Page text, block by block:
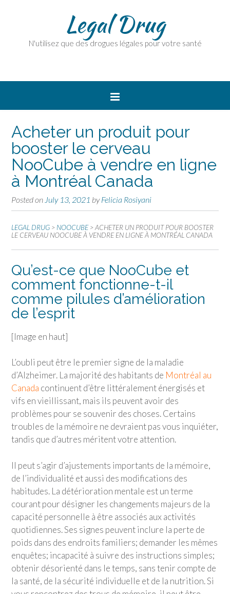
Legal Drug
N'utilisez que des drogues légales pour votre santé
Acheter un produit pour
booster le cerveau
NooCube à vendre en ligne
à Montréal Canada
Posted on July 13, 2021 byFelicia Rosiyani
LEGAL DRUG > NOOCUBE >ACHETER UN PRODUIT POUR BOOSTER
LE CERVEAU NOOCUBE À VENDRE EN LIGNE À MONTRÉAL CANADA
Qu’est-ce que NooCube et
comment fonctionne-t-il
comme pilules d’amélioration
de l’esprit
[Image en haut]
L’oubli peut être le premier signe de la maladie
d’Alzheimer. La majorité des habitants de Montréal au
Canada continuent d’être littéralement énergisés et
vifs en vieillissant, mais ils peuvent avoir des
problèmes pour se souvenir des choses. Certains
troubles de la mémoire ne devraient pas vous inquiéter,
tandis que d’autres méritent votre attention.
Il peut s’agir d’ajustements importants de la mémoire,
de l’individualité et aussi des modifications des
habitudes. La détérioration mentale est un terme
courant pour désigner les changements majeurs de la
capacité personnelle à être associés aux activités
quotidiennes. Ses signes peuvent inclure la perte de
poids dans des endroits familiers; demander les mêmes
enquêtes; incapacité à suivre des instructions simples;
obtenir désorienté dans le temps, sans tenir compte de
la santé, de la sécurité individuelle et de la nutrition. Si